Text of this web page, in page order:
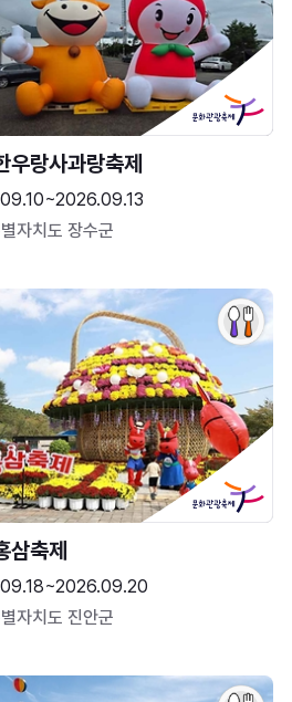
우랑사과랑축제
자치도 장수군
삼축제
자치도 진안군